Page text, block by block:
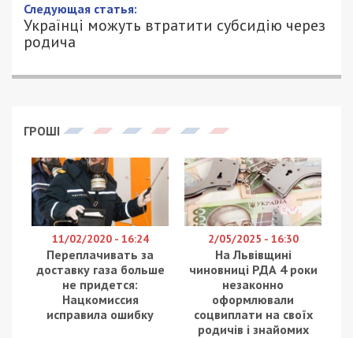
Следующая статья:
Українці можуть втратити субсидію через
родича
ГРОШІ
11/02/2020 - 16:24
Переплачивать за
доставку газа больше
не придется:
Нацкомиссия
исправила ошибку
2/05/2025 - 16:30
На Львівщині
чиновниці РДА 4 роки
незаконно
оформлювали
соцвиплати на своїх
родичів і знайомих